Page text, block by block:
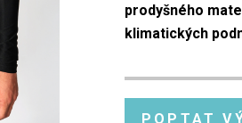
prodyšného
klimatických
POPTAT